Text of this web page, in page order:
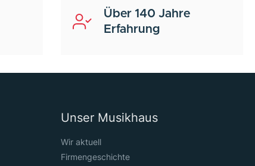
Über 140 Jahre
Erfahrung
Unser Musikhaus
Wir aktuell
Firmengeschichte